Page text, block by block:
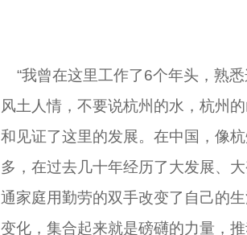
“我曾在这里工作了6个年头，熟悉
风土人情，不要说杭州的水，杭州
和见证了这里的发展。在中国，像
多，在过去几十年经历了大发展、
通家庭用勤劳的双手改变了自己的
变化，集合起来就是磅礴的力量，